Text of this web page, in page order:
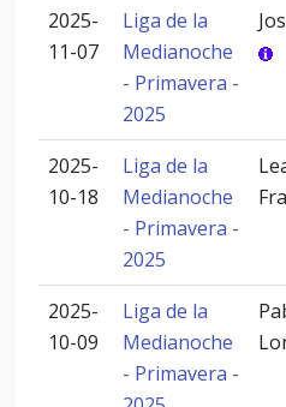
2025-
11-07
Liga de la
Medianoche
- Primavera -
2025
2025-
10-18
Liga de la
Medianoche
- Primavera -
2025
2025-
10-09
Liga de la
Medianoche
- Primavera -